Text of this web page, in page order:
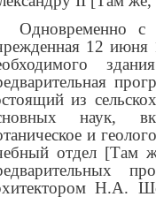
Одновременно с
12 июня
из
наук,
и
отдел [Там
Н.А.